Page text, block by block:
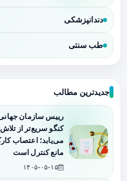
دندانپزشکی
طب سنتی
جدیدترین مطالب
رییس سازمان
کنگو سریع‌تر از
می‌یابد؛ اعتصاب
مانع کنترل است
۱۴۰۵-۰۵-۱۵